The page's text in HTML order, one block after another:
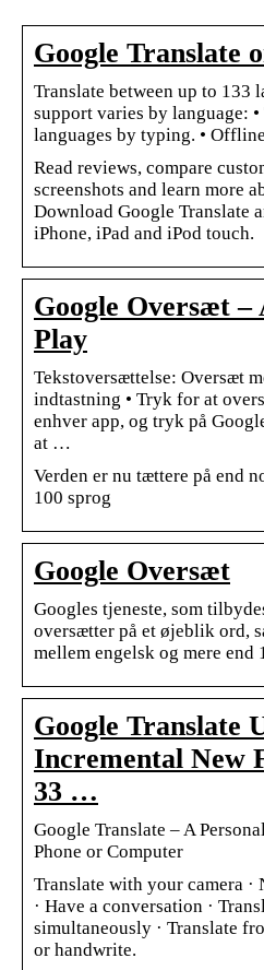
Google Translate
Translate between up to 133
support varies by language:
languages by typing. •
Read reviews, compare
screenshots and learn more
Download Google Translate
iPhone, iPad and iPod touch.
Google Oversæt –
Play
Tekstoversættelse: Oversæt
indtastning • Tryk for at
enhver app, og tryk på
at …
Verden er nu tættere på end
100 sprog
Google Oversæt
Googles tjeneste, som
oversætter på et øjeblik ord,
mellem engelsk og mere end
Google Translate
Incremental New
33 …
Google Translate – A
Phone or Computer
Translate with your camera
· Have a conversation ·
simultaneously · Translate
or handwrite.